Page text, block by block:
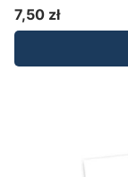
Cena
7,50 zł